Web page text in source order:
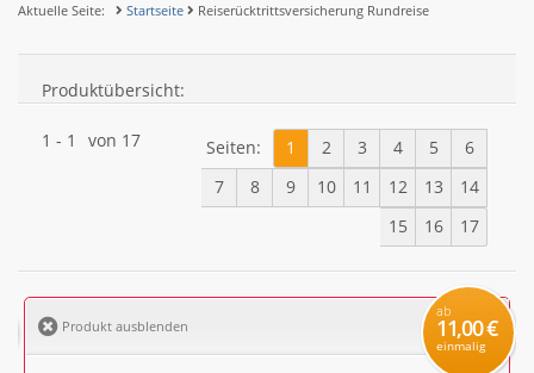
Aktuelle Seite: Startseite Reiserücktrittsversicherung Rundreise
Produktübersicht:
1 - 1 von 17 Seiten: 1 2 3 4 5
6
7
8 9 10 11 12 13
14
15
16 17
Produkt ausblenden
ab
11,00 €
einmalig